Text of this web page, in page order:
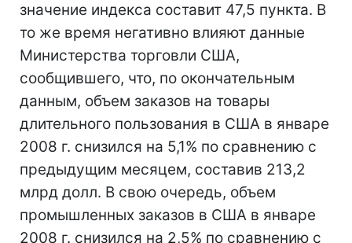
значение индекса составит 47,5 пункта. В
то же время негативно влияют данные
Министерства торговли США,
сообщившего, что, по окончательным
данным, объем заказов на товары
длительного пользования в США в январе
2008 г. снизился на 5,1% по сравнению с
предыдущим месяцем, составив 213,2
млрд долл. В свою очередь, объем
промышленных заказов в США в январе
2008 г. снизился на 2,5% по сравнению с